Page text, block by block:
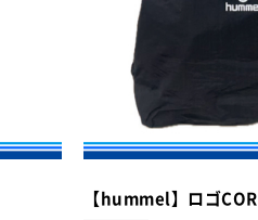
【hummel】ロゴ